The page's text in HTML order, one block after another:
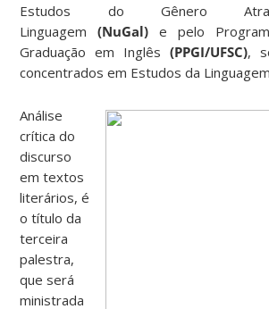
Estudos do Gênero
Linguagem(NuGal)e pelo
Graduação em Inglês (PPGI/UFSC),
concentrados em Estudos da Linguagem
Análise
crítica do
discurso
em textos
literários, é
o título da
terceira
palestra,
que será
ministrada